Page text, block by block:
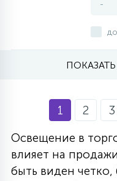
-
1 2 3
Освещение в
влияет на
быть виден четко,